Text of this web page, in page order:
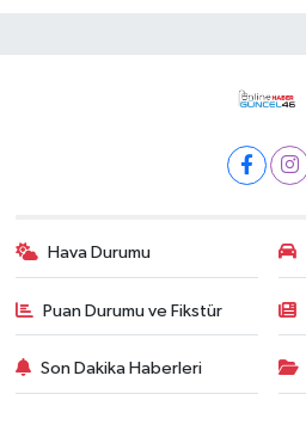
Hava Durumu
Puan Durumu ve Fikstür
Son Dakika Haberleri